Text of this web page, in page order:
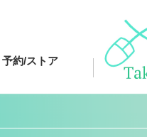
予約/ストア